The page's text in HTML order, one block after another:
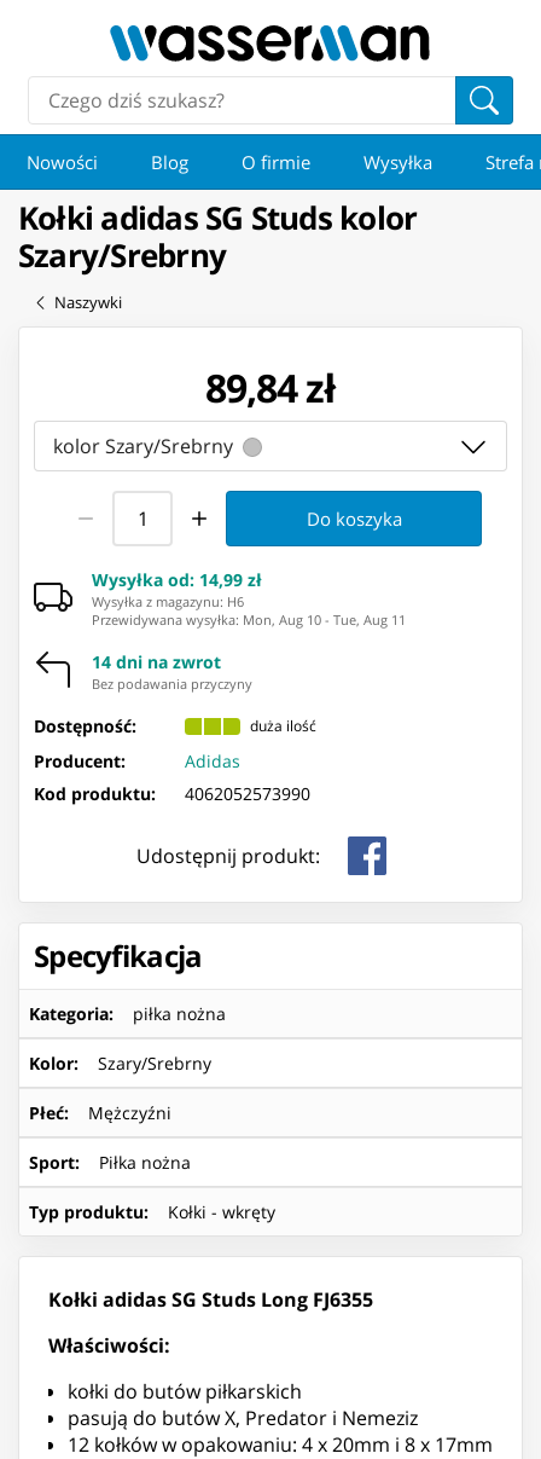
Nowości Blog O firmie Wysyłka Strefa
Kołki adidas SG Studs kolor
Szary/Srebrny
Naszywki
89,84 zł
kolor Szary/Srebrny
Do koszyka
Wysyłka od: 14,99 zł
Wysyłka z magazynu: ⁨H6⁩
Przewidywana wysyłka: Mon, Aug 10 - Tue, Aug 11
14 dni na zwrot
Bez podawania przyczyny
Dostępność: duża ilość
Producent:
Adidas
Kod produktu:
4062052573990
Udostępnij produkt:
Specyfikacja
Kategoria: piłka nożna
Kolor: Szary/Srebrny
Płeć: Mężczyźni
Sport: Piłka nożna
Typ produktu: Kołki - wkręty
Kołki adidas SG Studs Long FJ6355
Właściwości:
kołki do butów piłkarskich
pasują do butów X, Predator i Nemeziz
12 kołków w opakowaniu: 4 x 20mm i 8 x 17mm